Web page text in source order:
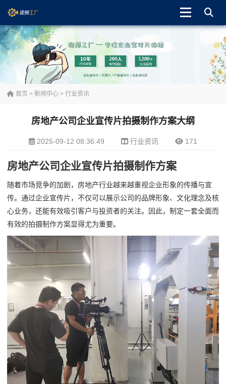
首页 > 新闻中心 > 行业资讯
房地产公司企业宣传片拍摄制作方案大纲
2025-09-12 08:36:49 行业资讯 171
房地产公司企业宣传片拍摄制作方案
随着市场竞争的加剧，房地产行业越来越重视企业形象的传播与宣
传。通过企业宣传片，不仅可以展示公司的品牌形象、文化理念及核
心业务，还能有效吸引客户与投资者的关注。因此，制定一套全面而
有效的拍摄制作方案显得尤为重要。